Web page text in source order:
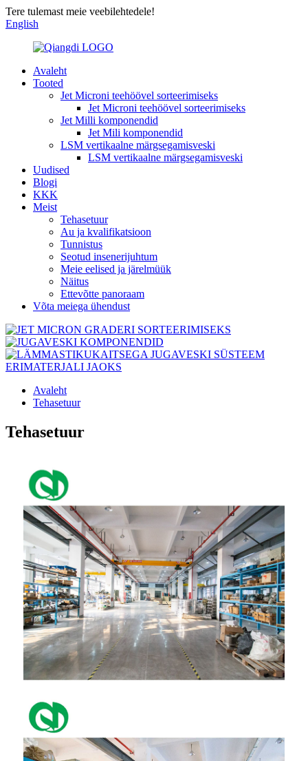
Tere tulemast meie veebilehtedele!
English
Avaleht
Tooted
Jet Microni teehöövel sorteerimiseks
Jet Microni teehöövel sorteerimiseks
Jet Milli komponendid
Jet Mili komponendid
LSM vertikaalne märgsegamisveski
LSM vertikaalne märgsegamisveski
Uudised
Blogi
KKK
Meist
Tehasetuur
Au ja kvalifikatsioon
Tunnistus
Seotud insenerijuhtum
Meie eelised ja järelmüük
Näitus
Ettevõtte panoraam
Võta meiega ühendust
Avaleht
Tehasetuur
Tehasetuur